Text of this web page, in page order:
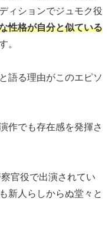
ィションでジュモク役
性格が自分と似ている
。
と語る理由がこのエピソ
作でも存在感を発揮さ
察官役で出演されてい
新人らしからぬ堂々と